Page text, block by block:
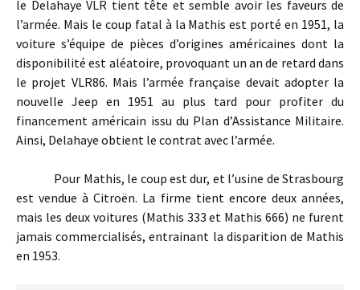
le Delahaye VLR tient tête et semble avoir les faveurs de
l’armée. Mais le coup fatal à la Mathis est porté en 1951, la
voiture s’équipe de pièces d’origines américaines dont la
disponibilité est aléatoire, provoquant un an de retard dans
le projet VLR86. Mais l’armée française devait adopter la
nouvelle Jeep en 1951 au plus tard pour profiter du
financement américain issu du Plan d’Assistance Militaire.
Ainsi, Delahaye obtient le contrat avec l’armée.
Pour Mathis, le coup est dur, et l’usine de Strasbourg
est vendue à Citroën. La firme tient encore deux années,
mais les deux voitures (Mathis 333 et Mathis 666) ne furent
jamais commercialisés, entrainant la disparition de Mathis
en 1953.